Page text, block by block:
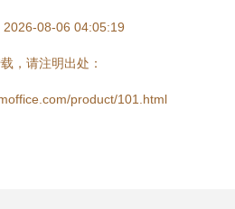
2026-08-06 04:05:19
，请注明出处：
product/101.html